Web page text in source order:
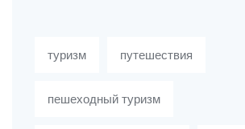
туризм путешествия
пешеходный туризм